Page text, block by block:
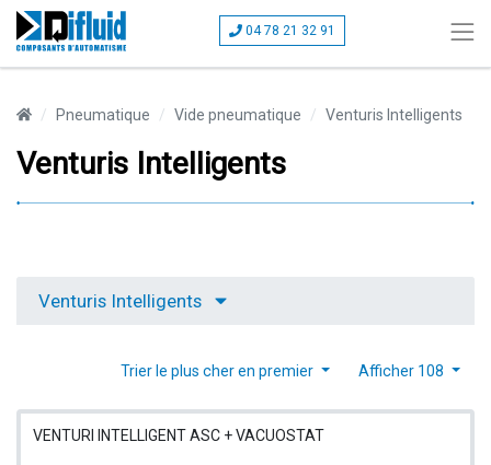
04 78 21 32 91
Pneumatique Vide pneumatique Venturis Intelligents
Venturis Intelligents
Venturis Intelligents
Afficher 108
Trier le plus cher en premier
VENTURI INTELLIGENT ASC + VACUOSTAT